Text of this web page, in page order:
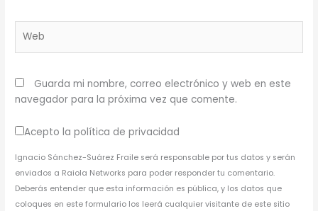
Guarda mi nombre, correo electrónico y web en este
navegador para la próxima vez que comente.
Acepto la política de privacidad
Ignacio Sánchez-Suárez Fraile será responsable por tus datos y serán
enviados a Raiola Networks para poder responder tu comentario.
Deberás entender que esta información es pública, y los datos que
coloques en este formulario los leerá cualquier visitante de este sitio